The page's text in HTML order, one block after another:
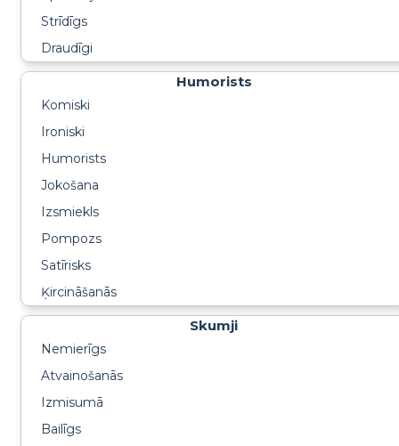
Strīdīgs
Draudīgi
Humorists
Komiski
Ironiski
Humorists
Jokošana
Izsmiekls
Pompozs
Satīrisks
Ķircināšanās
Skumji
Nemierīgs
Atvainošanās
Izmisumā
Bailīgs